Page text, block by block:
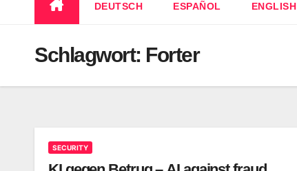
DEUTSCH ESPAÑOL ENGLISH
Schlagwort: Forter
SECURITY